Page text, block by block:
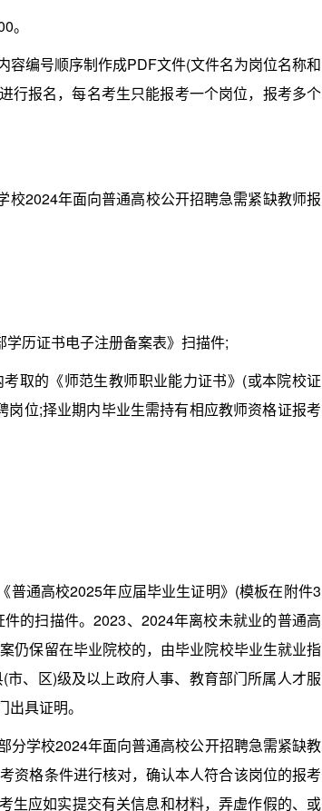
。
编号顺序制作成PDF文件(文件名为岗位名称和
行报名，每名考生只能报考一个岗位，报考多个
2024年面向普通高校公开招聘急需紧缺教师报
历证书电子注册备案表》扫描件;
的《师范生教师职业能力证书》(或本院校证
位;择业期内毕业生需持有相应教师资格证报考
通高校2025年应届毕业生证明》(模板在附件3
的扫描件。2023、2024年离校未就业的普通高
仍保留在毕业院校的，由毕业院校毕业生就业指
、区)级及以上政府人事、教育部门所属人才服
具证明。
学校2024年面向普通高校公开招聘急需紧缺教
资格条件进行核对，确认本人符合该岗位的报考
生应如实提交有关信息和材料，弄虚作假的、或